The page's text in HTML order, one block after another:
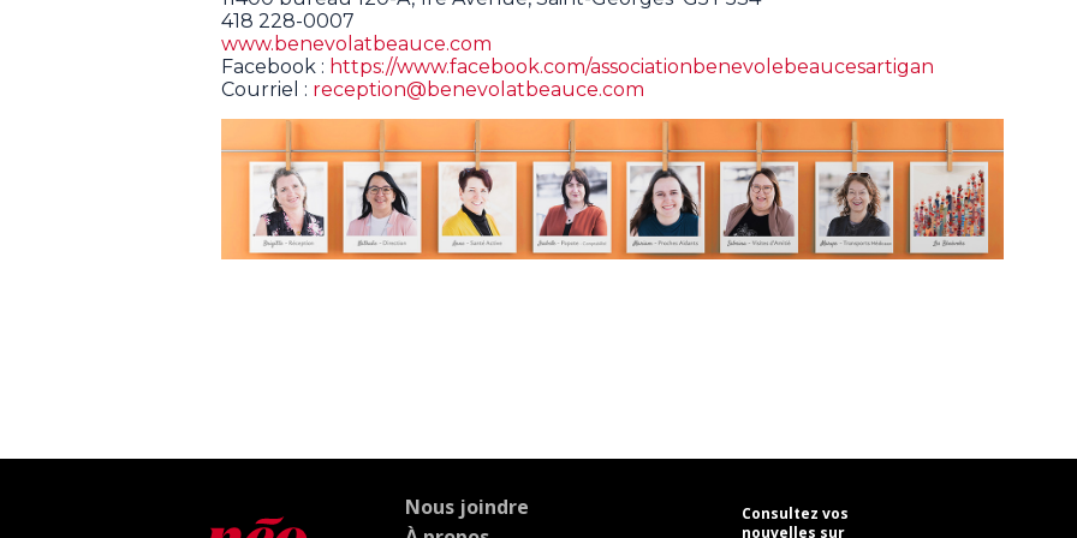
418 228-0007
www.benevolatbeauce.com
Facebook : https://www.facebook.com/associationbenevolebeaucesartigan
Courriel : reception@benevolatbeauce.com
Nous joindre
Consultez vos
nouvelles sur